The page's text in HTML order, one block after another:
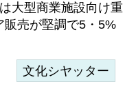
大型商業施設向け重
売が堅調で5・5%
文化シヤッター